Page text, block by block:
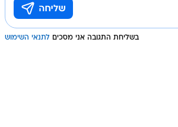
בשליחת התגובה אני מסכים לתנאי השימוש